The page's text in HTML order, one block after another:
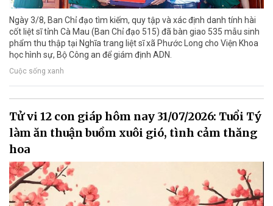
Ngày 3/8, Ban Chỉ đạo tìm kiếm, quy tập và xác định danh tính hài
cốt liệt sĩ tỉnh Cà Mau (Ban Chỉ đạo 515) đã bàn giao 535 mẫu sinh
phẩm thu thập tại Nghĩa trang liệt sĩ xã Phước Long cho Viện Khoa
học hình sự, Bộ Công an để giám định ADN.
Cuộc sống xanh
Tử vi 12 con giáp hôm nay 31/07/2026: Tuổi Tý
làm ăn thuận buồm xuôi gió, tình cảm thăng
hoa